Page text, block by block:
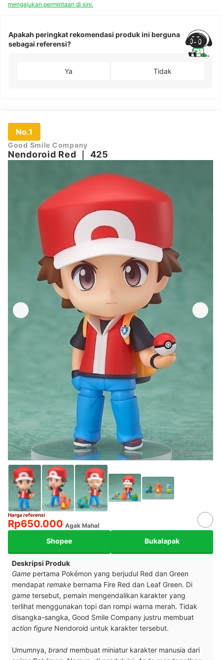
mengajukan permintaan di sini.
Apakah peringkat rekomendasi produk ini berguna
sebagai referensi?
Ya Tidak
No.1
Good Smile Company
Nendoroid Red 425
Sumber: goodsmile.info
Harga referensi
Rp650.000 Agak Mahal
Shopee Bukalapak
Deskripsi Produk
Game pertama Pokémon yang berjudul Red dan Green
mendapat remake bernama Fire Red dan Leaf Green. Di
game tersebut, pemain mengendalikan karakter yang
terlihat menggunakan topi dan rompi warna merah. Tidak
disangka-sangka, Good Smile Company justru membuat
action figure Nendoroid untuk karakter tersebut.
Umumnya, brand membuat miniatur karakter manusia dari